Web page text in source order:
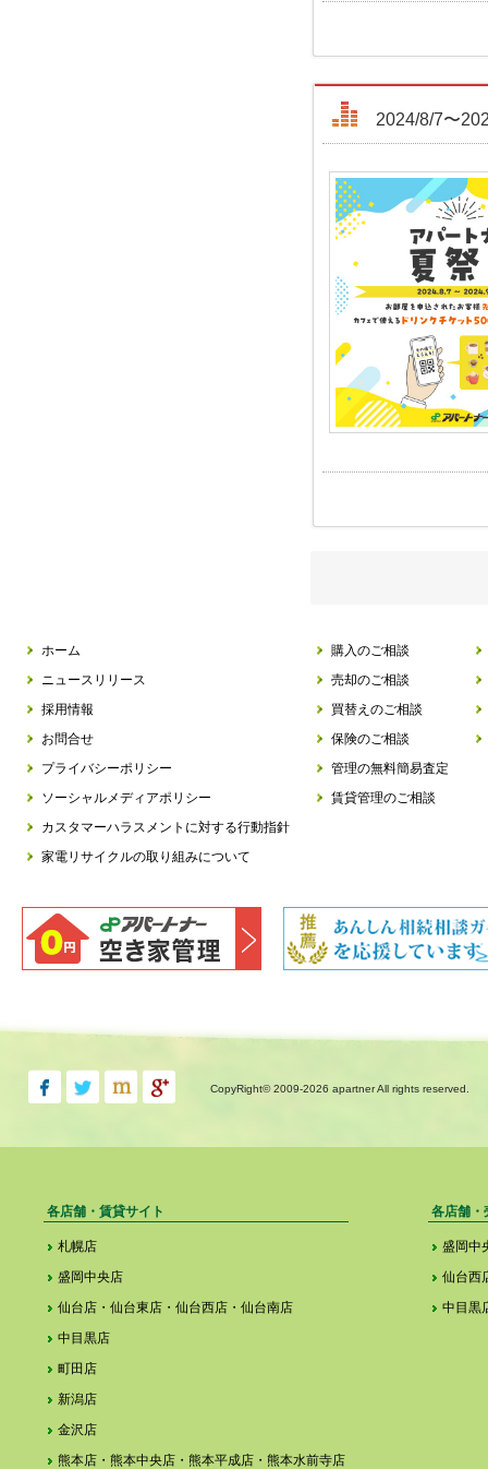
2024/8/7〜
ホーム
ニュースリリース
採用情報
お問合せ
プライバシーポリシー
ソーシャルメディアポリシー
カスタマーハラスメントに対する行動指針
家電リサイクルの取り組みについて
購入のご相談
売却のご相談
買替えのご相談
保険のご相談
管理の無料簡易査定
賃貸管理のご相談
CopyRight© 2009-2026 apartner All rights reserved.
各店舗・賃貸サイト
札幌店
盛岡中央店
仙台店・仙台東店・仙台西店・仙台南店
中目黒店
町田店
新潟店
金沢店
熊本店・熊本中央店・熊本平成店・熊本水前寺店
各店舗・
盛岡中
仙台西
中目黒